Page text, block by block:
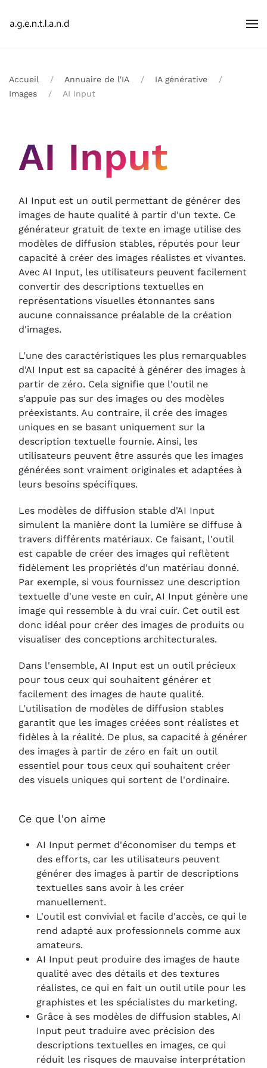
Accueil Annuaire de l'IA
IA générative
Images
AI Input
AI Input
AI Input est un outil permettant de générer des
images de haute qualité à partir d'un texte. Ce
générateur gratuit de texte en image utilise des
modèles de diffusion stables, réputés pour leur
capacité à créer des images réalistes et vivantes.
Avec AI Input, les utilisateurs peuvent facilement
convertir des descriptions textuelles en
représentations visuelles étonnantes sans
aucune connaissance préalable de la création
d'images.
L'une des caractéristiques les plus remarquables
d'AI Input est sa capacité à générer des images à
partir de zéro. Cela signifie que l'outil ne
s'appuie pas sur des images ou des modèles
préexistants. Au contraire, il crée des images
uniques en se basant uniquement sur la
description textuelle fournie. Ainsi, les
utilisateurs peuvent être assurés que les images
générées sont vraiment originales et adaptées à
leurs besoins spécifiques.
Les modèles de diffusion stable d'AI Input
simulent la manière dont la lumière se diffuse à
travers différents matériaux. Ce faisant, l'outil
est capable de créer des images qui reflètent
fidèlement les propriétés d'un matériau donné.
Par exemple, si vous fournissez une description
textuelle d'une veste en cuir, AI Input génère une
image qui ressemble à du vrai cuir. Cet outil est
donc idéal pour créer des images de produits ou
visualiser des conceptions architecturales.
Dans l'ensemble, AI Input est un outil précieux
pour tous ceux qui souhaitent générer et
facilement des images de haute qualité.
L'utilisation de modèles de diffusion stables
garantit que les images créées sont réalistes et
fidèles à la réalité. De plus, sa capacité à générer
des images à partir de zéro en fait un outil
essentiel pour tous ceux qui souhaitent créer
des visuels uniques qui sortent de l'ordinaire.
Ce que l'on aime
AI Input permet d'économiser du temps et
des efforts, car les utilisateurs peuvent
générer des images à partir de descriptions
textuelles sans avoir à les créer
manuellement.
L'outil est convivial et facile d'accès, ce qui le
rend adapté aux professionnels comme aux
amateurs.
AI Input peut produire des images de haute
qualité avec des détails et des textures
réalistes, ce qui en fait un outil utile pour les
graphistes et les spécialistes du marketing.
Grâce à ses modèles de diffusion stables, AI
Input peut traduire avec précision des
descriptions textuelles en images, ce qui
réduit les risques de mauvaise interprétation